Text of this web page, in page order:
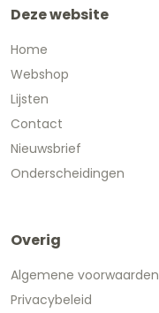
Deze website
Home
Webshop
Lijsten
Contact
Nieuwsbrief
Onderscheidingen
Overig
Algemene voorwaarden
Privacybeleid